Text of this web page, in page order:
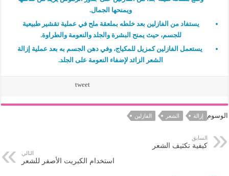
ويمنحها الجمال.
يستفاد من الفازلين بعد خلطه بملعقة ملح في عملية تقشير طبيعية
للجسم، حيث يمنح البشرة والجلد والنعومة والطراوة.
يستعمل الفازلين كمزيل للمكياج، وفي دهن الجسم به بعد عملية إزالة
الشعر الزائد لإضفاء النعومة على الجلد.
tweet
الوسوم إزالة الشعر الفازلين
السابق
كيفية تكثيف الشعر
التالي
استخدام الكبريت الأصفر للشعر